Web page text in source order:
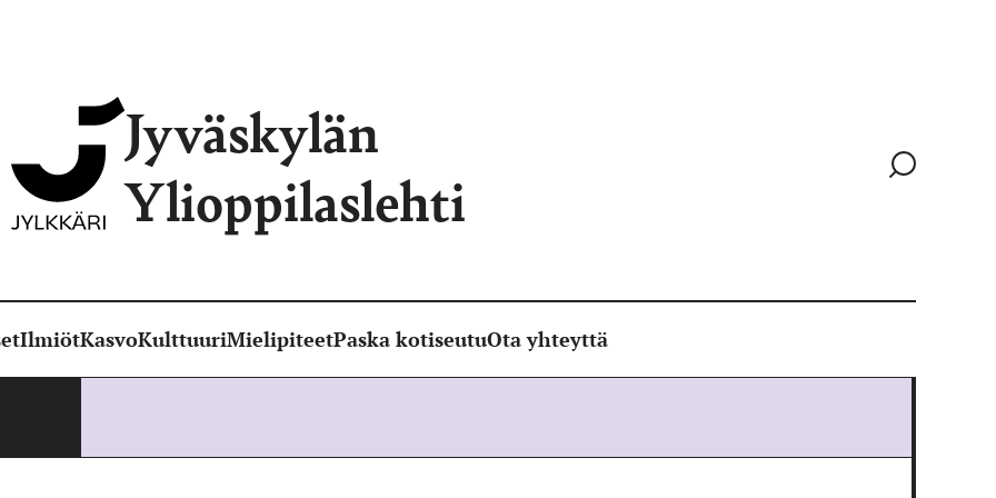
Jyväskylän
Ylioppilaslehti
Siirry
IlmiötKasvoKulttuuriMielipiteetPaska kotiseutuOta yhteyttä